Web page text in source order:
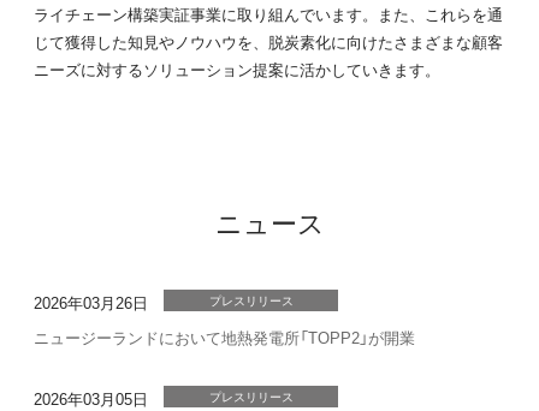
ライチェーン構築実証事業に取り組んでいます。また、これらを通
じて獲得した知見やノウハウを、脱炭素化に向けたさまざまな顧客
ニーズに対するソリューション提案に活かしていきます。
ニュース
2026年03月26日 プレスリリース
ニュージーランドにおいて地熱発電所「TOPP2」が開業
2026年03月05日 プレスリリース